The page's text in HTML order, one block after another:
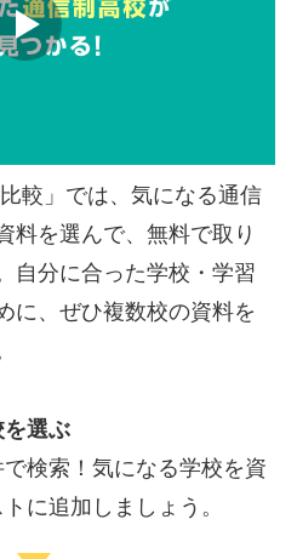
較」では、気になる通信
料を選んで、無料で取り
自分に合った学校・学習
に、ぜひ複数校の資料を
選ぶ
検索！気になる学校を資
に追加しましょう。